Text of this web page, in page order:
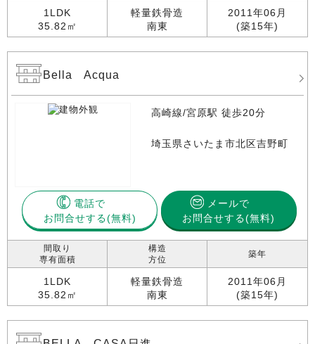
1LDK
35.82㎡
軽量鉄骨造
南東
2011年06月
(築15年)
Bella Acqua
高崎線/宮原駅 徒歩20分
埼玉県さいたま市北区吉野町
電話で
お問合せする
メールで
お問合せする(無料)
間取り
専有面積
1LDK
35.82㎡
構造
方位
軽量鉄骨造
南東
築年
2011年06月
(築15年)